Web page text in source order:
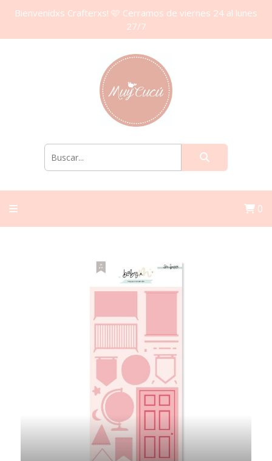
Bienvenidxs Crafterxs! 🩷 Cerramos de viernes 24 al lunes
27/7
0